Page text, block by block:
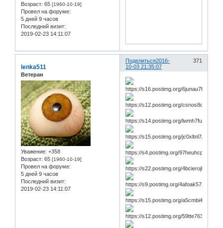
Возраст: 65 [1960-10-19]
Провел на форуме:
5 дней 9 часов
Последний визит:
2019-02-23 14:11:07
Поделиться 371
2016-
10-03 21:35:07
lenka511
Ветеран
Уважение: +358
Возраст: 65 [1960-10-19]
Провел на форуме:
5 дней 9 часов
Последний визит:
2019-02-23 14:11:07